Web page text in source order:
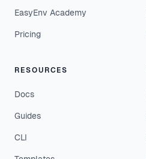
EasyEnv Academy
Pricing
RESOURCES
Docs
Guides
CLI